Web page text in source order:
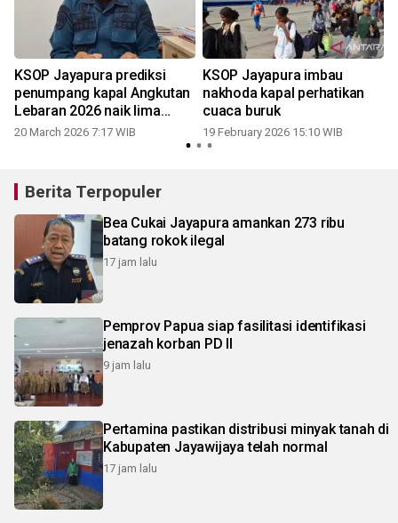
KSOP Jayapura prediksi
penumpang kapal Angkutan
Lebaran 2026 naik lima
persen
20 March 2026 7:17 WIB
KSOP Jayapura imbau
nakhoda kapal perhatikan
cuaca buruk
19 February 2026 15:10 WIB
Berita Terpopuler
Bea Cukai Jayapura amankan 273 ribu
batang rokok ilegal
17 jam lalu
Pemprov Papua siap fasilitasi identifikasi
jenazah korban PD II
9 jam lalu
Pertamina pastikan distribusi minyak tanah di
Kabupaten Jayawijaya telah normal
17 jam lalu